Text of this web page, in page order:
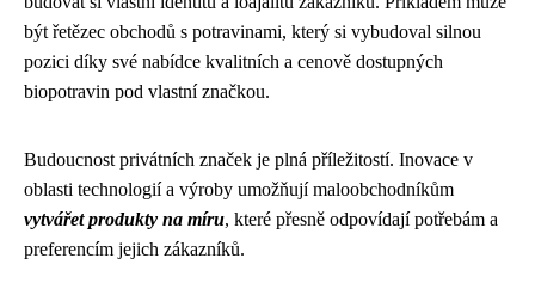
být řetězec obchodů s potravinami, který si vybudoval silnou
pozici díky své nabídce kvalitních a cenově dostupných
biopotravin pod vlastní značkou.
Budoucnost privátních značek je plná příležitostí. Inovace v
oblasti technologií a výroby umožňují maloobchodníkům
vytvářet produkty na míru, které přesně odpovídají potřebám a
preferencím jejich zákazníků.